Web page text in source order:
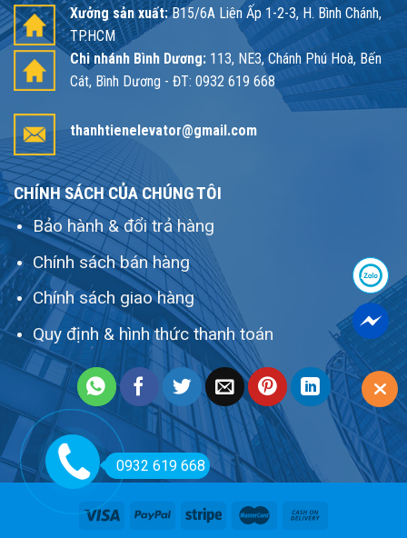
Xưởng sản xuất:B15/6A Liên Ấp 1-2-3, H. Bình Chánh,
TP.HCM
Chi nhánh Bình Dương: 113, NE3, Chánh Phú Hoà, Bến
Cát, Bình Dương - ĐT: 0932 619 668
thanhtienelevator@gmail.com
CHÍNH SÁCH CỦA CHÚNG TÔI
Bảo hành & đổi trả hàng
Chính sách bán hàng
Chính sách giao hàng
Quy định & hình thức thanh toán
0932 619 668